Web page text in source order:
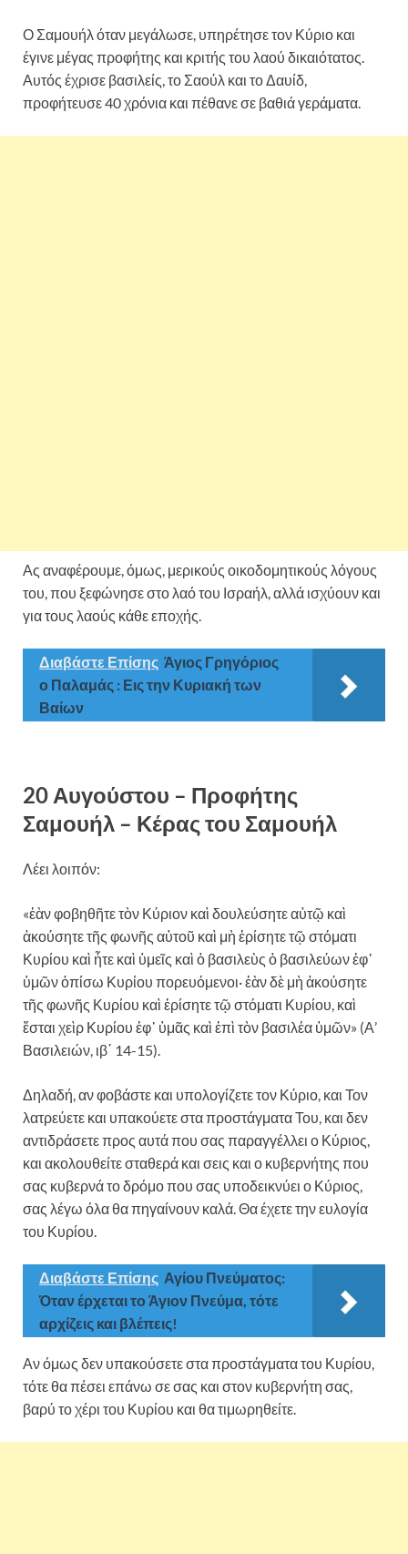
Ο Σαμουήλ όταν μεγάλωσε, υπηρέτησε τον Κύριο και
έγινε μέγας προφήτης και κριτής του λαού δικαιότατος.
Αυτός έχρισε βασιλείς, το Σαούλ και το Δαυίδ,
προφήτευσε 40 χρόνια και πέθανε σε βαθιά γεράματα.
Ας αναφέρουμε, όμως, μερικούς οικοδομητικούς λόγους
του, που ξεφώνησε στο λαό του Ισραήλ, αλλά ισχύουν και
για τους λαούς κάθε εποχής.
Διαβάστε Επίσης Άγιος Γρηγόριος
ο Παλαμάς : Εις την Κυριακή των
Βαίων
20 Αυγούστου – Προφήτης
Σαμουήλ – Κέρας του Σαμουήλ
Λέει λοιπόν:
«ἐὰν φοβηθῆτε τὸν Κύριον καὶ δουλεύσητε αὐτῷ καὶ
ἀκούσητε τῆς φωνῆς αὐτοῦ καὶ μὴ ἐρίσητε τῷ στόματι
Κυρίου καὶ ἦτε καὶ ὑμεῖς καὶ ὁ βασιλεὺς ὁ βασιλεύων ἐφ᾿
ὑμῶν ὀπίσω Κυρίου πορευόμενοι· ἐὰν δὲ μὴ ἀκούσητε
τῆς φωνῆς Κυρίου καὶ ἐρίσητε τῷ στόματι Κυρίου, καὶ
ἔσται χεὶρ Κυρίου ἐφ᾿ ὑμᾶς καὶ ἐπὶ τὸν βασιλέα ὑμῶν» (Α’
Βασιλειών, ιβ΄ 14-15).
Δηλαδή, αν φοβάστε και υπολογίζετε τον Κύριο, και Τον
λατρεύετε και υπακούετε στα προστάγματα Του, και δεν
αντιδράσετε προς αυτά που σας παραγγέλλει ο Κύριος,
και ακολουθείτε σταθερά και σεις και ο κυβερνήτης που
σας κυβερνά το δρόμο που σας υποδεικνύει ο Κύριος,
σας λέγω όλα θα πηγαίνουν καλά. Θα έχετε την ευλογία
του Κυρίου.
Διαβάστε Επίσης Αγίου Πνεύματος:
Όταν έρχεται το Άγιον Πνεύμα, τότε
αρχίζεις και βλέπεις!
Αν όμως δεν υπακούσετε στα προστάγματα του Κυρίου,
τότε θα πέσει επάνω σε σας και στον κυβερνήτη σας,
βαρύ το χέρι του Κυρίου και θα τιμωρηθείτε.